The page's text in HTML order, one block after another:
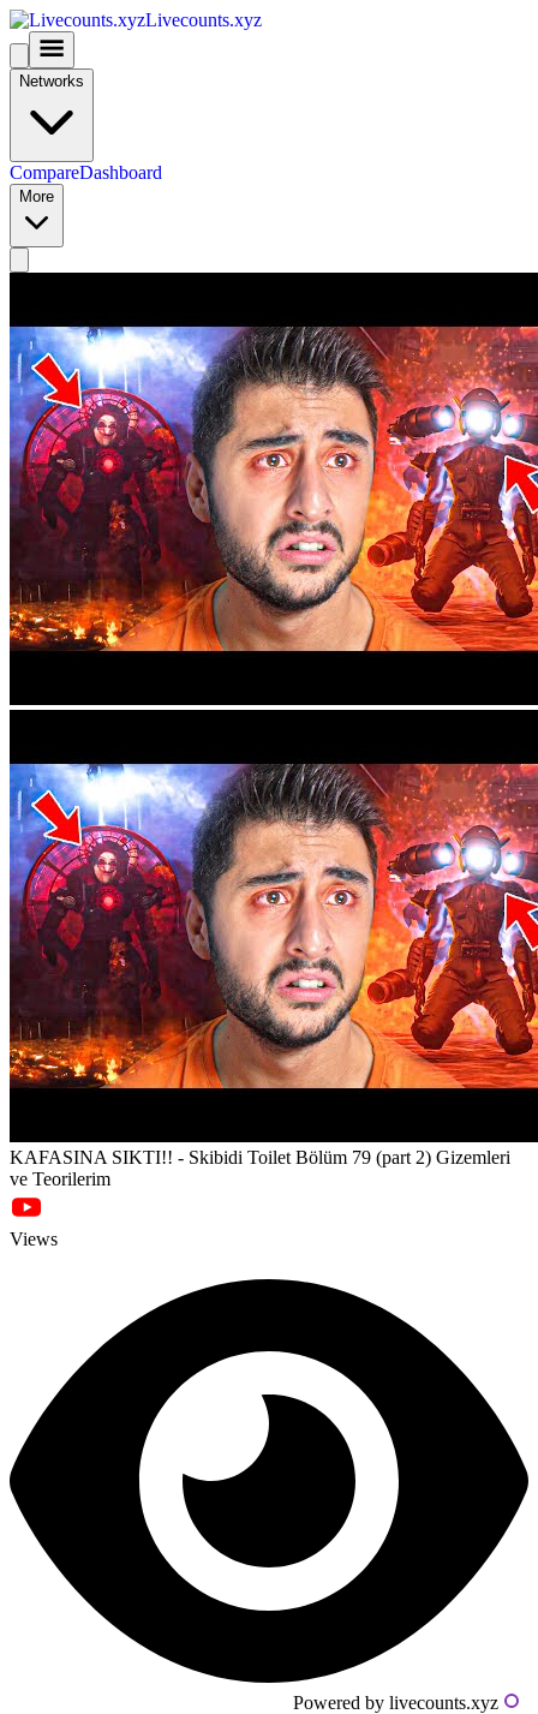
Livecounts.xyz
Networks
CompareDashboard
More
KAFASINA SIKTI!! - Skibidi Toilet Bölüm 79 (part 2) Gizemleri
ve Teorilerim
Views
Powered by livecounts.xyz